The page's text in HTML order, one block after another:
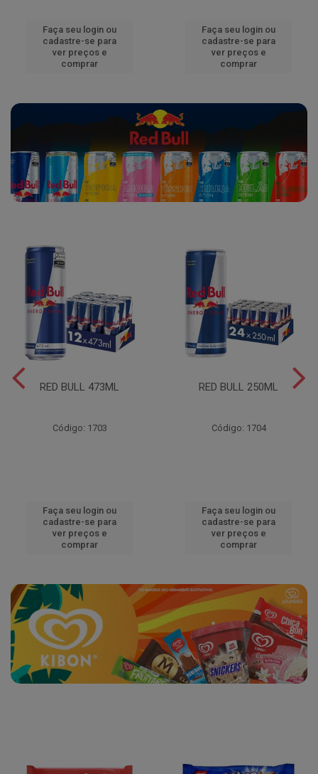
Faça seu login ou
cadastre-se para
ver preços e
comprar
Faça seu login ou
cadastre-se para
ver preços e
comprar
RED BULL 473ML
Código: 1703
Faça seu login ou
cadastre-se para
ver preços e
comprar
RED BULL 250ML
Código: 1704
Faça seu login ou
cadastre-se para
ver preços e
comprar